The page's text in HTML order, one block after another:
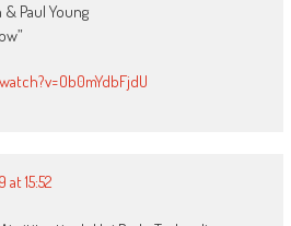
Paul Young
15:52